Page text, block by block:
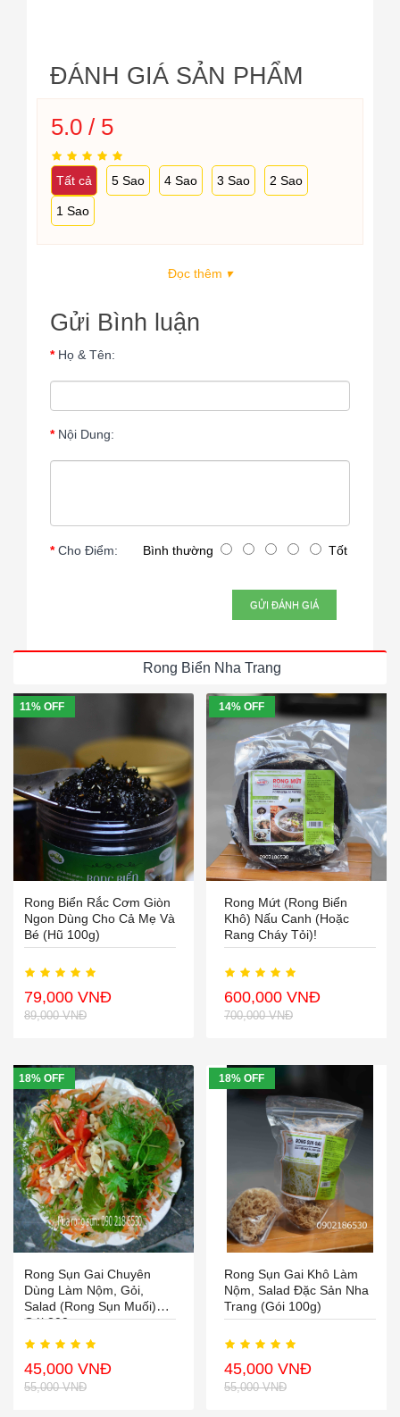
ĐÁNH GIÁ SẢN PHẨM
5.0 / 5
Tất cả 5 Sao 4 Sao 3 Sao 2 Sao
1 Sao
Đọc thêm ▾
Gửi Bình luận
Họ & Tên:
Nội Dung:
Cho Điểm: Bình thường Tốt
GỬI ĐÁNH GIÁ
Rong Biển Nha Trang
11% OFF
Rong Biển Rắc Cơm Giòn
Ngon Dùng Cho Cả Mẹ Và
Bé (hũ 100g)
79,000 VNĐ
89,000 VNĐ
14% OFF
Rong Mứt (rong Biển
Khô) Nấu Canh (hoặc
Rang Cháy Tỏi)!
600,000 VNĐ
700,000 VNĐ
18% OFF
Rong Sụn Gai Chuyên
Dùng Làm Nộm, Gỏi,
Salad (rong Sụn Muối)
Gói 300g
45,000 VNĐ
55,000 VNĐ
18% OFF
Rong Sụn Gai Khô Làm
Nộm, Salad Đặc Sản Nha
Trang (gói 100g)
45,000 VNĐ
55,000 VNĐ